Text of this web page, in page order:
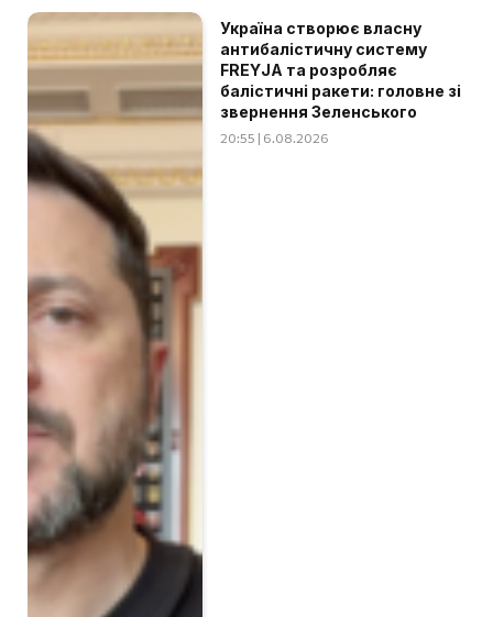
Україна створює власну
антибалістичну систему
FREYJA та розробляє
балістичні ракети: головне зі
звернення Зеленського
20:55 | 6.08.2026